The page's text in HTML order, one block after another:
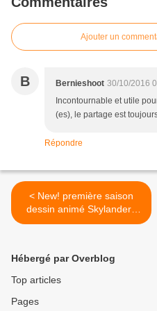
Ajouter un
B Bernieshoot 30/10/2016
Incontournable et utile
(es), le partage est
Répondre
< New! première saison
dessin animé Skylanders
sur Netflix {avant première}
Dieh
Hébergé par Overblog
Top articles
Pages